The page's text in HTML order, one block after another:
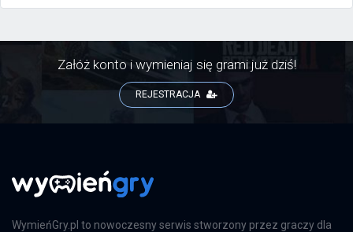
Załóż konto i wymieniaj się grami już dziś!
REJESTRACJA
WymieńGry.pl to nowoczesny serwis stworzony przez graczy dla